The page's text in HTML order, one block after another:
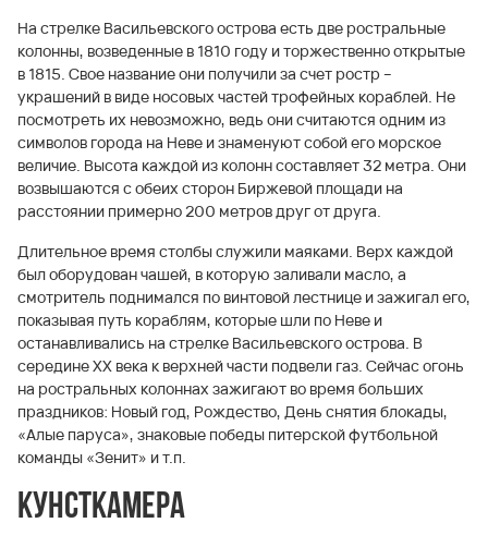
На стрелке Васильевского острова есть две ростральные
колонны, возведенные в 1810 году и торжественно открытые
в 1815. Свое название они получили за счет ростр –
украшений в виде носовых частей трофейных кораблей. Не
посмотреть их невозможно, ведь они считаются одним из
символов города на Неве и знаменуют собой его морское
величие. Высота каждой из колонн составляет 32 метра. Они
возвышаются с обеих сторон Биржевой площади на
расстоянии примерно 200 метров друг от друга.
Длительное время столбы служили маяками. Верх каждой
был оборудован чашей, в которую заливали масло, а
смотритель поднимался по винтовой лестнице и зажигал его,
показывая путь кораблям, которые шли по Неве и
останавливались на стрелке Васильевского острова. В
середине XX века к верхней части подвели газ. Сейчас огонь
на ростральных колоннах зажигают во время больших
праздников: Новый год, Рождество, День снятия блокады,
«Алые паруса», знаковые победы питерской футбольной
команды «Зенит» и т.п.
Кунсткамера